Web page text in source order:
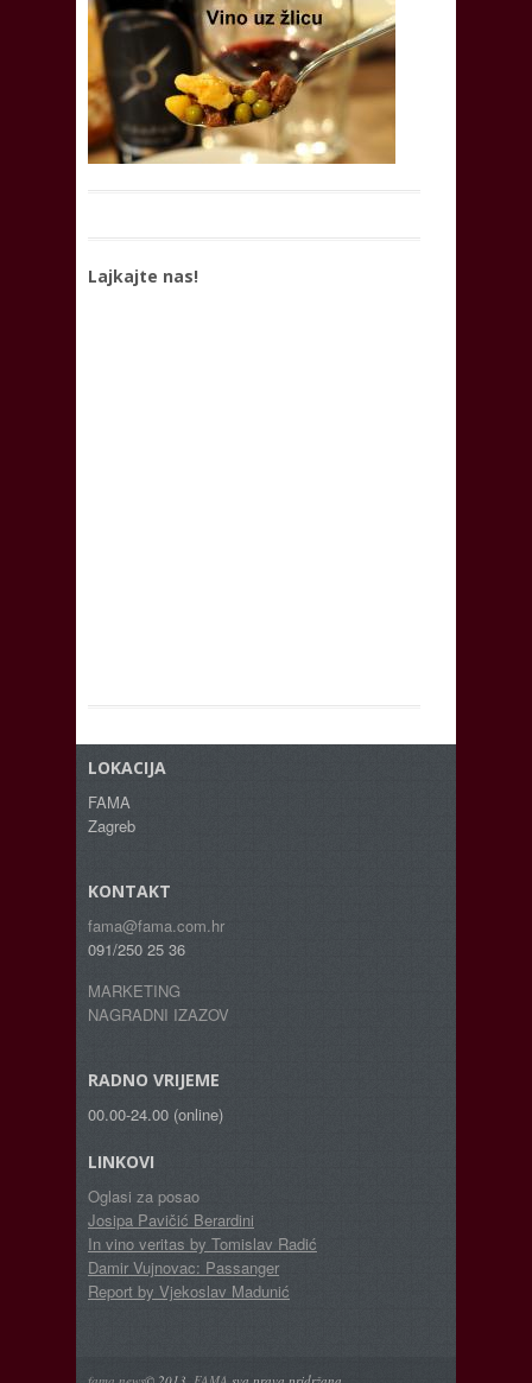
Lajkajte nas!
LOKACIJA
FAMA
Zagreb
KONTAKT
fama@fama.com.hr
091/250 25 36
MARKETING
NAGRADNI IZAZOV
RADNO VRIJEME
00.00-24.00 (online)
LINKOVI
Oglasi za posao
Josipa Pavičić Berardini
In vino veritas by Tomislav Radić
Damir Vujnovac: Passanger
Report by Vjekoslav Madunić